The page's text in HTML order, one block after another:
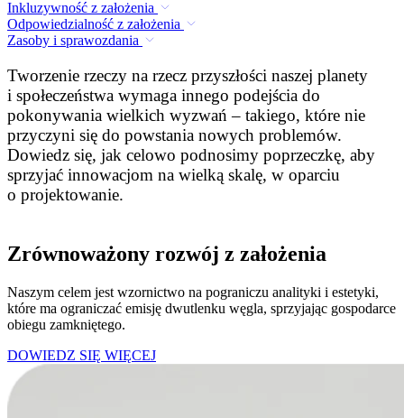
Inkluzywność z założenia
Odpowiedzialność z założenia
Zasoby i sprawozdania
Tworzenie rzeczy na rzecz przyszłości naszej planety
i społeczeństwa wymaga innego podejścia do
pokonywania wielkich wyzwań – takiego, które nie
przyczyni się do powstania nowych problemów.
Dowiedz się, jak celowo podnosimy poprzeczkę, aby
sprzyjać innowacjom na wielką skalę, w oparciu
o projektowanie.
Zrównoważony rozwój z założenia
Naszym celem jest wzornictwo na pograniczu analityki i estetyki,
które ma ograniczać emisję dwutlenku węgla, sprzyjając gospodarce
obiegu zamkniętego.
DOWIEDZ SIĘ WIĘCEJ